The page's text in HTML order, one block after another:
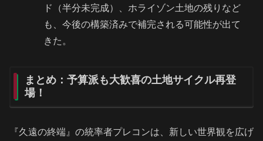
ド（半分未完成）、ホライゾン土地の残りなど
も、今後の構築済みで補完される可能性が出て
きた。
まとめ：予算派も大歓喜の土地サイクル再登
場！
『久遠の終端』の統率者プレコンは、新しい世界観を広げ